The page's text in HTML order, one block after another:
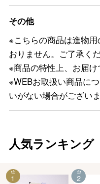
その他
※こちらの商品は進物
おりません。ご了承くだ
※商品の特性上、お届け
※WEBお取扱い商品に
いがない場合がございま
人気ランキング
1 2